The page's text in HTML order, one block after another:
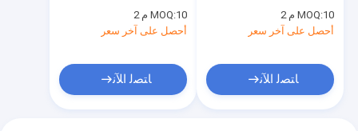
1.3mm ضياءMOQ:10 م 2
أحصل على آخر سعر
ﺎﺘﺼﻟ ﺍﻶﻧ
للحشرات
MOQ:10 م 2
أحصل على آخر سعر
ﺎﺘﺼﻟ ﺍﻶﻧ